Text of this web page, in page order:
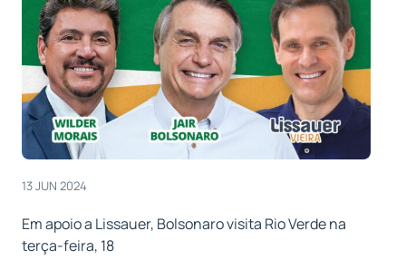
13 JUN 2024
Em apoio a Lissauer, Bolsonaro visita Rio Verde na
terça-feira, 18